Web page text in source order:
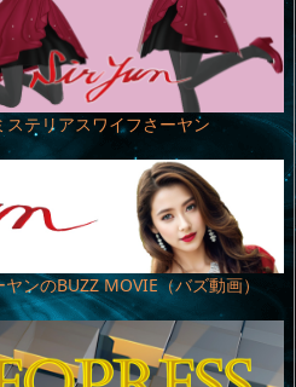
ステリアスワイフさーヤン
ンのBUZZ MOVIE（バズ動画）